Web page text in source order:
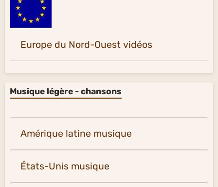
Europe du Nord-Ouest vidéos
Musique légère - chansons
Amérique latine musique
États-Unis musique